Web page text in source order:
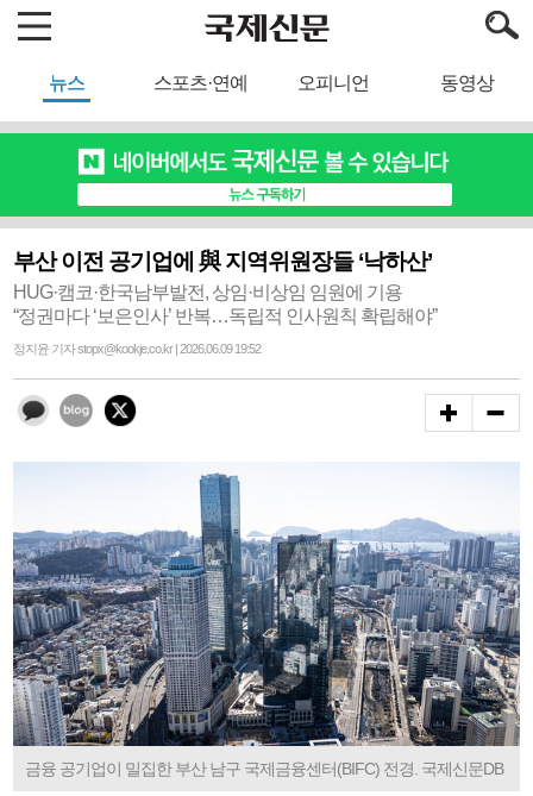
뉴스 스포츠·연예 오피니언 동영상
부산 이전 공기업에 與 지역위원장들 ‘낙하산’
HUG·캠코·한국남부발전, 상임·비상임 임원에 기용
“정권마다 ‘보은인사’ 반복…독립적 인사원칙 확립해야”
정지윤 기자 stopx@kookje.co.kr | 2026.06.09 19:52
금융 공기업이 밀집한 부산 남구 국제금융센터(BIFC) 전경. 국제신문DB